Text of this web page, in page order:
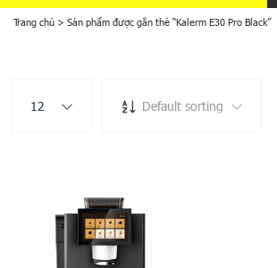
Trang chủ > Sản phẩm được gắn thẻ “Kalerm E30 Pro Black”
12 Default sorting